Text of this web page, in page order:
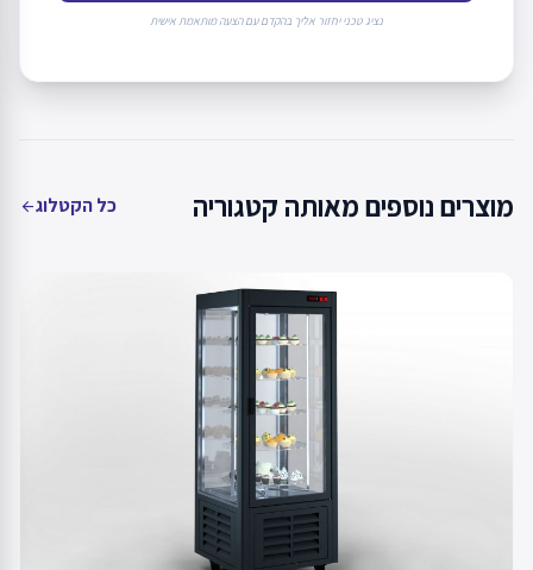
נציג טכני יחזור אליך בהקדם עם הצעה מותאמת אישית
מוצרים נוספים מאותה קטגוריה כל הקטלוגarrow_back